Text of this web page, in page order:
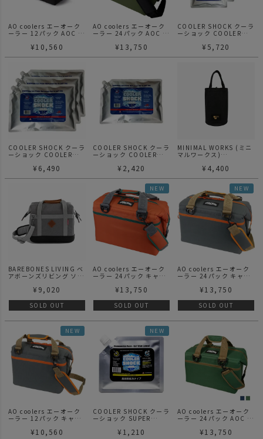
AO coolers エーオーク
ーラー 12パック AOC パ
クーラー
¥10,560
AO coolers エーオーク
ーラー 24パック AOC パ
クーラー
¥13,750
COOLER SHOCK クーラ
ーショック COOLER
¥ 5,720
COOLER SHOCK クーラ
ーショック COOLER
¥ 6,490
COOLER SHOCK クーラ
ーショック COOLER
¥ 2,420
MINIMAL WORKS (ミニ
マルワークス)
¥ 4,400
BAREBONES LIVING ベ
アボーンズリビング ソフ
ダー グレー
¥ 9,020
SOLD OUT
NEW
AO coolers エーオーク
ーラー 24パック キャン
ーントオーカー
¥13,750
SOLD OUT
NEW
AO coolers エーオーク
ーラー 24パック キャン
ールグレー
¥13,750
SOLD OUT
NEW
AO coolers エーオーク
ーラー 12パック キャン
ールグレー
¥10,560
NEW
COOLER SHOCK クーラ
ーショック SUPER
¥ 1,210
AO coolers エーオーク
ーラー 24パック AOC パ
クーラー
¥13,750